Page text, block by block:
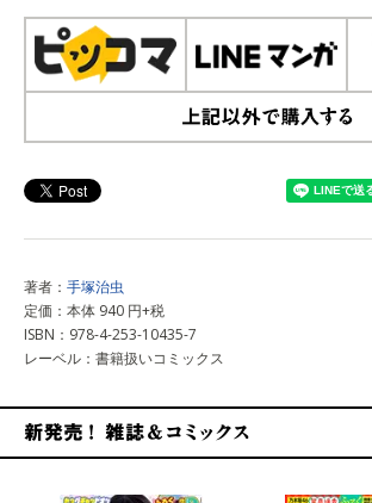
著者： 手塚治虫
定価：本体 940 円+税
ISBN：978-4-253-10435-7
レーベル：書籍扱いコミックス